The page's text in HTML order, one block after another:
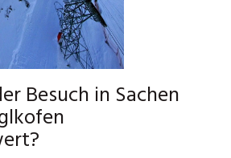
Besuch in Sachen